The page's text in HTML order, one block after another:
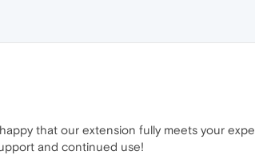
that our extension fully meets your
and continued use!